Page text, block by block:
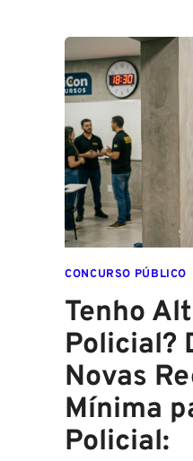
PMPE
2026:
ATÉ
FINAL
DESTE
ANO!
CONCURSO PÚBLICO
Tenho
Policial?
Novas
Mínima
Policial: